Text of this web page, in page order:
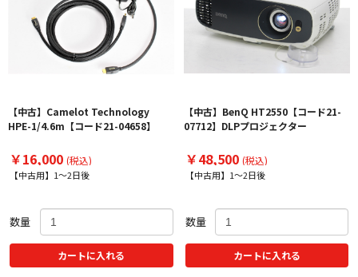
【中古】Camelot Technology
HPE-1/4.6m【コード21-04658】
￥16,000 (税込)
【中古用】1～2日後
数量
カートに入れる
【中古】BenQ HT2550【コード21-
07712】DLPプロジェクター
￥48,500 (税込)
【中古用】1～2日後
数量
カートに入れる